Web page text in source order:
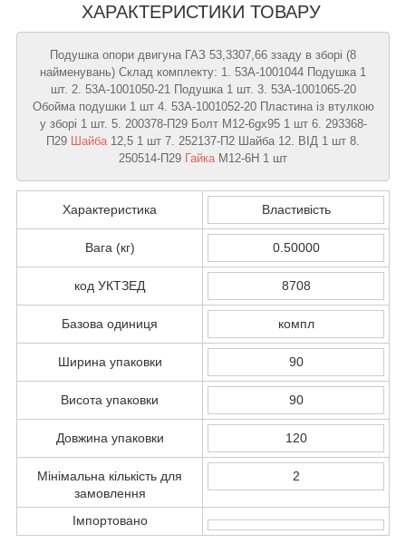
ХАРАКТЕРИСТИКИ ТОВАРУ
Подушка опори двигуна ГАЗ 53,3307,66 ззаду в зборі (8
найменувань) Склад комплекту: 1. 53А-1001044 Подушка 1
шт. 2. 53А-1001050-21 Подушка 1 шт. 3. 53А-1001065-20
Обойма подушки 1 шт 4. 53А-1001052-20 Пластина із втулкою
у зборі 1 шт. 5. 200378-П29 Болт М12-6gх95 1 шт 6. 293368-
П29
Шайба 12,5 1 шт 7. 252137-П2 Шайба 12. ВІД 1 шт 8.
250514-П29 Гайка М12-6Н 1 шт
Характеристика Властивість
Вага (кг) 0.50000
код УКТЗЕД 8708
Базова одиниця компл
Ширина упаковки 90
Висота упаковки 90
Довжина упаковки 120
Мінімальна кількість для
замовлення
2
Імпортовано